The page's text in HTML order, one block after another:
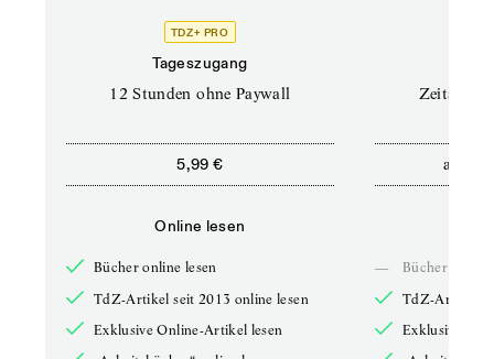
TDZ+ PRO
Tageszugang
12 Stunden ohne Paywall
5,99 €
Online lesen
Bücher online lesen
TdZ-Artikel seit 2013 online lesen
Exklusive Online-Artikel lesen
ab
—
Bücher online
TdZ-Artikel
Exklusive